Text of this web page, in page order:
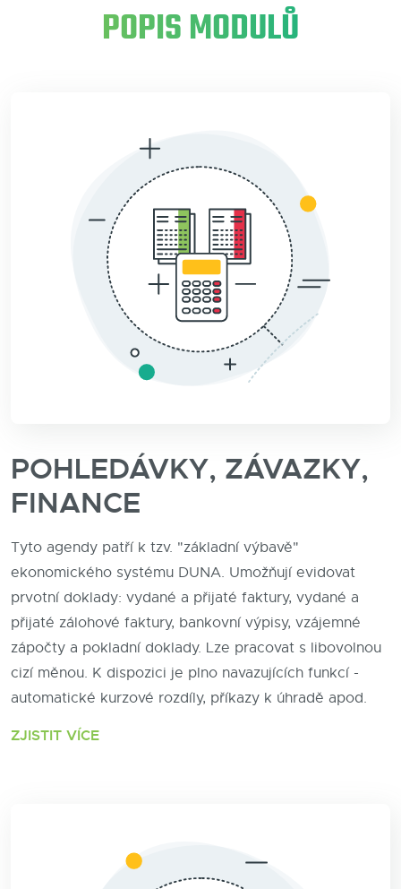
POPIS MODULŮ
POHLEDÁVKY, ZÁVAZKY,
FINANCE
Tyto agendy patří k tzv. "základní výbavě"
ekonomického systému DUNA. Umožňují evidovat
prvotní doklady: vydané a přijaté faktury, vydané a
přijaté zálohové faktury, bankovní výpisy, vzájemné
zápočty a pokladní doklady. Lze pracovat s libovolnou
cizí měnou. K dispozici je plno navazujících funkcí -
automatické kurzové rozdíly, příkazy k úhradě apod.
ZJISTIT VÍCE